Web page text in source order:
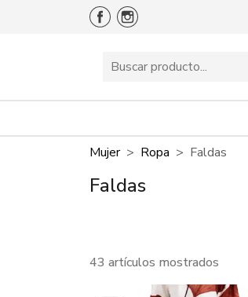
Mujer Ropa Faldas
Faldas
43 artículos mostrados